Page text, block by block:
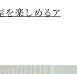
を楽しめるア